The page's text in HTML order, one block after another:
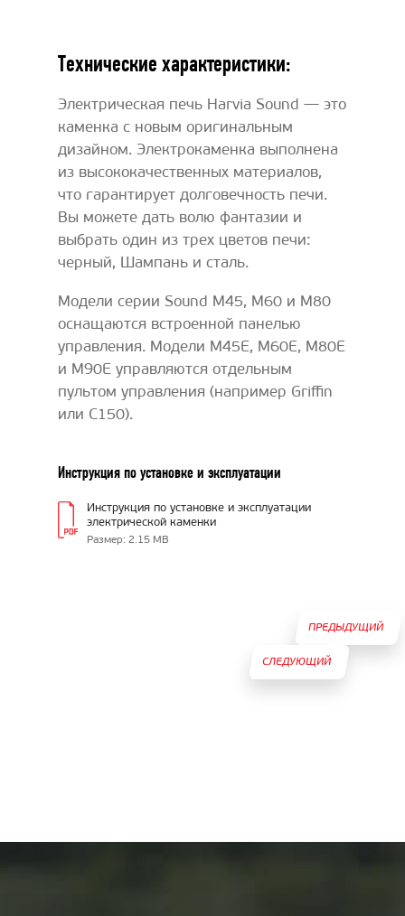
Технические характеристики:
Электрическая печь Harvia Sound — это
каменка с новым оригинальным
дизайном. Электрокаменка выполнена
из высококачественных материалов,
что гарантирует долговечность печи.
Вы можете дать волю фантазии и
выбрать один из трех цветов печи:
черный, Шампань и сталь.
Модели серии Sound M45, M60 и M80
оснащаются встроенной панелью
управления. Модели M45E, M60E, M80E
и M90E управляются отдельным
пультом управления (например Griffin
или C150).
Инструкция по установке и эксплуатации
Инструкция по установке и эксплуатации
электрической каменки
Размер: 2.15 MB
ПРЕДЫДУЩИЙ
ТОВАР
СЛЕДУЮЩИЙ